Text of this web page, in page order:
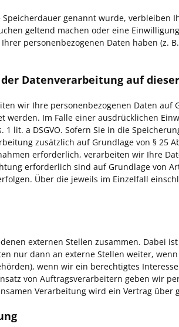
genannt wurde, verbleiben
geltend machen oder eine
personenbezogenen Daten haben
Datenverarbeitung auf
wir Ihre personenbezogenen Daten auf
werden. Im Falle einer ausdrücklichen
lit. a DSGVO. Sofern Sie in die
zusätzlich auf Grundlage von § 25
erforderlich, verarbeiten wir Ihre
erforderlich sind auf Grundlage von
Über die jeweils im Einzelfall
externen Stellen zusammen. Dabei
nur dann an externe Stellen weiter,
wenn wir ein berechtigtes
von Auftragsverarbeitern geben wir
Verarbeitung wird ein Vertrag über